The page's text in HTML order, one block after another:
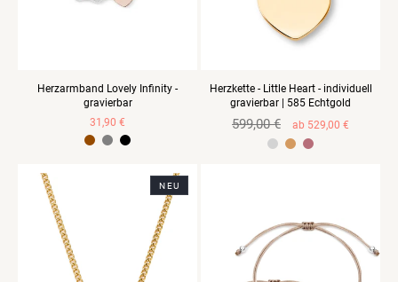
Herzarmband Lovely Infinity -
gravierbar
Verkaufspreis
31,90 €
Herzkette - Little Heart - individuell
gravierbar | 585 Echtgold
Normaler
599,00 € Verkaufspreis
ab 529,00 €
NEU